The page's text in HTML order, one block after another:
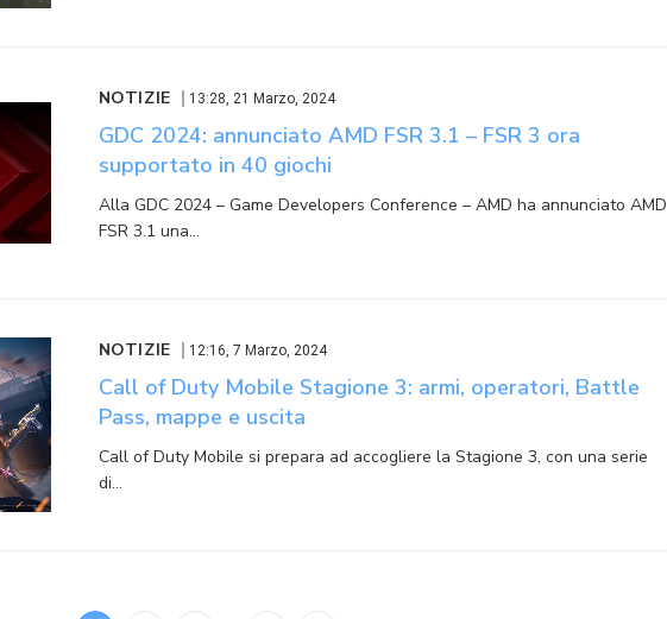
NOTIZIE 13:28, 21 Marzo, 2024
GDC 2024: annunciato AMD FSR 3.1 – FSR 3 ora
supportato in 40 giochi
Alla GDC 2024 – Game Developers Conference – AMD ha annunciato AMD
FSR 3.1 una…
NOTIZIE 12:16, 7 Marzo, 2024
Call of Duty Mobile Stagione 3: armi, operatori, Battle
Pass, mappe e uscita
Call of Duty Mobile si prepara ad accogliere la Stagione 3, con una serie
di…